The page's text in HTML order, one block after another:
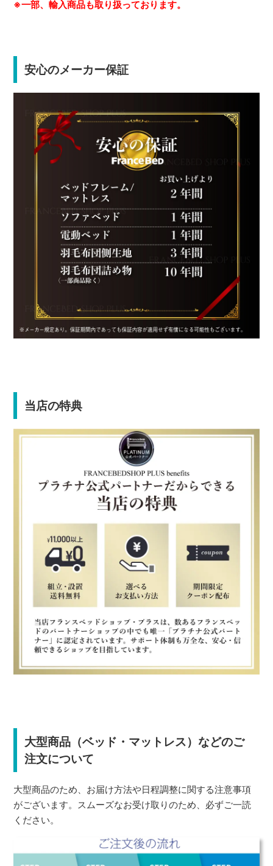
※一部、輸入商品も取り扱っております。
安心のメーカー保証
当店の特典
大型商品（ベッド・マットレス）などのご
注文について
大型商品のため、お届け方法や日程調整に関する注意事項
がございます。スムーズなお受け取りのため、必ずご一読
ください。